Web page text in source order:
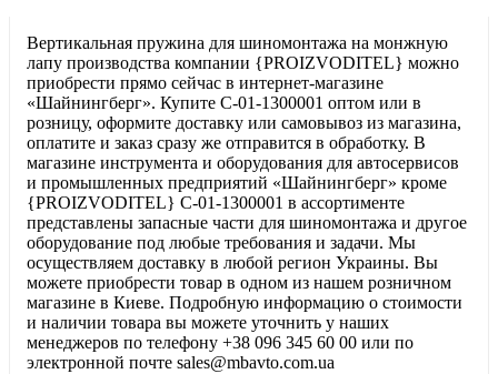
Вертикальная пружина для шиномонтажа на монжную
лапу производства компании {PROIZVODITEL} можно
приобрести прямо сейчас в интернет-магазине
«Шайнингберг». Купите C-01-1300001 оптом или в
розницу, оформите доставку или самовывоз из магазина,
оплатите и заказ сразу же отправится в обработку. В
магазине инструмента и оборудования для автосервисов
и промышленных предприятий «Шайнингберг» кроме
{PROIZVODITEL} C-01-1300001 в ассортименте
представлены запасные части для шиномонтажа и другое
оборудование под любые требования и задачи. Мы
осуществляем доставку в любой регион Украины. Вы
можете приобрести товар в одном из нашем розничном
магазине в Киеве. Подробную информацию о стоимости
и наличии товара вы можете уточнить у наших
менеджеров по телефону +38 096 345 60 00 или по
электронной почте sales@mbavto.com.ua